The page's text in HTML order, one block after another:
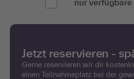
nur verfügbare
Jetzt reservieren -
Gerne reservieren wir dir
einen Teilnahmeplatz bei der